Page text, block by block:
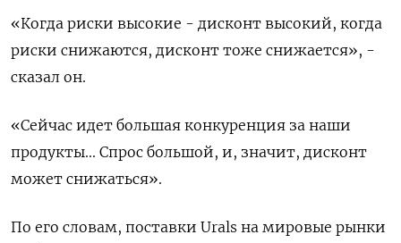
«Когда риски высокие - дисконт высокий, когда
риски снижаются, дисконт тоже снижается», -
сказал он.
«Сейчас идет большая конкуренция за наши
продукты... Спрос большой, и, значит, дисконт
может снижаться».
По его словам, поставки Urals на мировые рынки